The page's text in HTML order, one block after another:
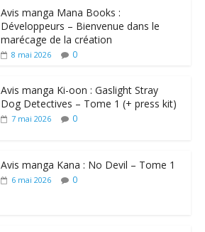
Avis manga Mana Books :
Développeurs – Bienvenue dans le
marécage de la création
8 mai 2026 0
Avis manga Ki-oon : Gaslight Stray
Dog Detectives – Tome 1 (+ press kit)
7 mai 2026 0
Avis manga Kana : No Devil – Tome 1
6 mai 2026 0